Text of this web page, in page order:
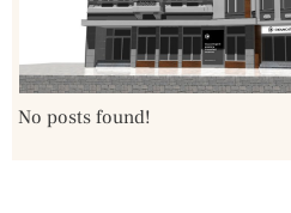
No posts found!